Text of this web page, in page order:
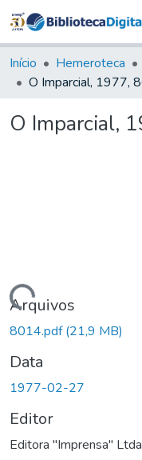
Início Hemeroteca
O Imparcial, 1977,
O Imparcial,
Carregando...
Arquivos
8014.pdf(21,9 MB)
Data
1977-02-27
Editor
Editora "Imprensa" Ltda